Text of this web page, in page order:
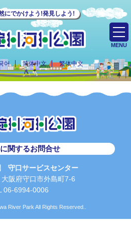
にでかけよう!発見しよう!
어 简体中文 繁体中文
MENU
関するお問合せ
守口サービスセンター
阪府守口市外島町7-6
06-6994-0006
River Park All Rights Reserved..